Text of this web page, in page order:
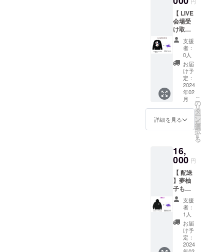
希望の
あだ名
等も備
考欄に
お願い
致しま
す。
¥14000
の配送
ver.をご
選択く
ださい
ませ。
※こちら
をご購
入され
た方は
配送へ
の切り
替えは
ねます
のでご
せ。 ※
生誕祭
以降の
LIVE で
したら
いつで
もお受
け取り
頂けま
す。 ※
推しメ
ン指定
にあわ
会場受
け取り
ver.をご
選択下
さいま
せ。 支
援者様
お一人
お一人
に向
け、心
を込め
て綴っ
た手書
でお届
け致し
ます。
推しメ
ン選択
は白浜
小姫・
IRO・如
月サ
ラ・七
海桃
奈・夢
柚子も
ト！
パー
カーは
黒の
み、サ
イズは
S・M・
L・XL
からご
選択い
ただけ
ます。
配送を
ご希望
の方は
ver.をご
選択く
ださい
※こちら
をご購
入され
た方は
配送へ
の切り
替えは
出来か
ねます
のでご
【 LIVE
会場受
け取り
】夢柚
子もも
デザイ
ン「も
もう
さ」ロ
ンティ
＆直筆
サイン
入りグ
ループ
ステッ
ト！ロ
ンティ
は黒の
み、サ
イズは
S・M・
L・XL
からご
選択い
ただけ
ます。
配送を
ご希望
支援
者：
0人
お届
け予
定：
2024
年02
月
詳細を見る
こ
の
リ
タ
ー
ン
を
選
択
す
る
16,
000 円
【 配送
】夢柚
子もも
デザイ
ン「も
もう
さ」ブ
ラック
パー
カー＆
支援
者：
1人
お届
け予
定：
2024